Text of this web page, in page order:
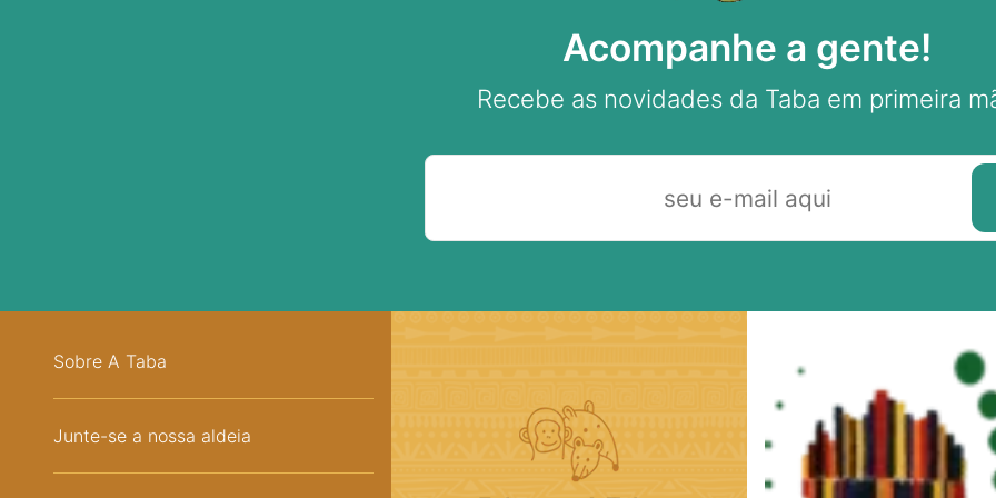
Acompanhe a gente!
Recebe as novidades da Taba em primeira
Sobre A Taba
Junte-se a nossa aldeia